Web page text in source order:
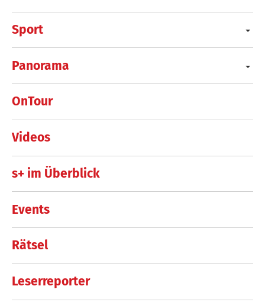
Sport
Panorama
OnTour
Videos
s+ im Überblick
Events
Rätsel
Leserreporter